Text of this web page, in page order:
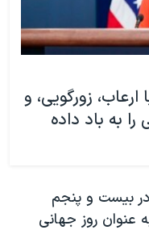
زورگویی، و
به باد داده
بیست و پنجم
را به عنوان روز جهانی